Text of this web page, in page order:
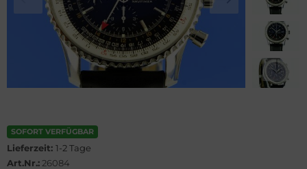
SOFORT VERFÜGBAR
Lieferzeit: 1-2 Tage
Art.Nr.: 26084
Lemans
LeCoultre
Lacroix